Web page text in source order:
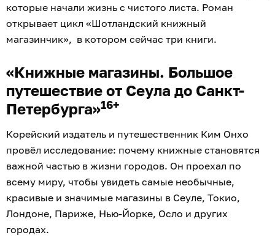
которые начали жизнь с чистого листа. Роман
открывает цикл «Шотландский книжный
магазинчик», в котором сейчас три книги.
«Книжные магазины. Большое
путешествие от Сеула до Санкт-
Петербурга»16+
Корейский издатель и путешественник Ким Онхо
провёл исследование: почему книжные становятся
важной частью в жизни городов. Он проехал по
всему миру, чтобы увидеть самые необычные,
красивые и значимые магазины в Сеуле, Токио,
Лондоне, Париже, Нью-Йорке, Осло и других
городах.